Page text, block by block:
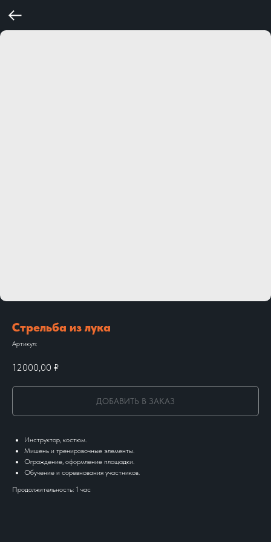
Стрельба из лука
Артикул:
12000,00 ₽
ДОБАВИТЬ В ЗАКАЗ
Инструктор, костюм.
Мишень и тренировочные элементы.
Ограждение, оформление площадки.
Обучение и соревнования участников.
Продолжительность: 1 час